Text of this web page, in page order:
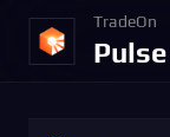
TradeOn
Pulse